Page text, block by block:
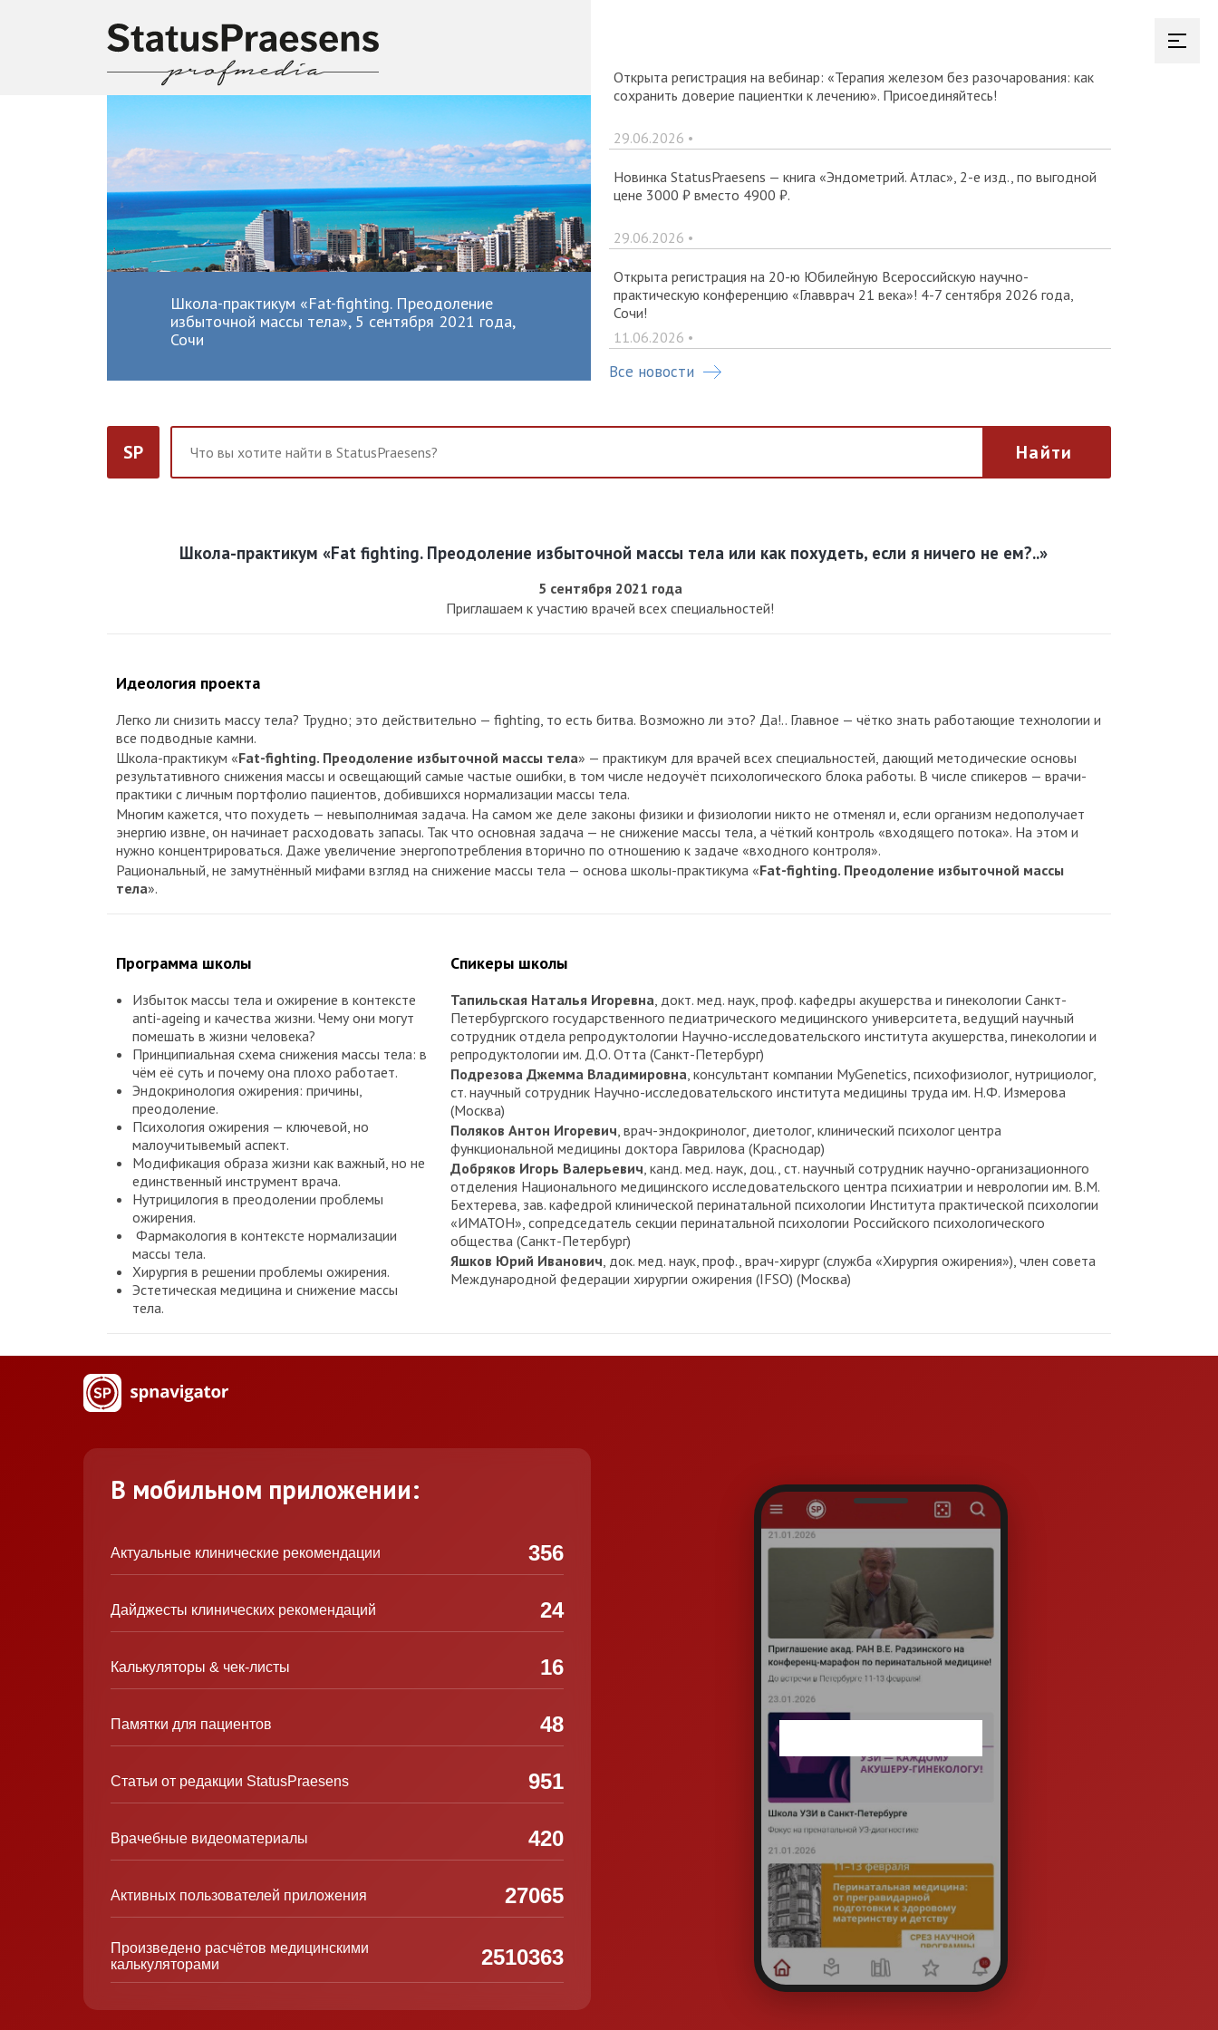
Школа-практикум «Fat-fighting. Преодоление
избыточной массы тела», 5 сентября 2021 года,
Сочи
Открыта регистрация на вебинар: «Терапия железом без разочарования: как
сохранить доверие пациентки к лечению». Присоединяйтесь!
29.06.2026 •
Новинка StatusPraesens — книга «Эндометрий. Атлас», 2-е изд., по выгодной
цене 3000 ₽ вместо 4900 ₽.
29.06.2026 •
Открыта регистрация на 20-ю Юбилейную Всероссийскую научно-
практическую конференцию «Главврач 21 века»! 4-7 сентября 2026 года,
Сочи!
11.06.2026 •
Все новости
SP Найти
Школа-практикум «Fat fighting. Преодоление избыточной массы тела или как похудеть, если я ничего не ем?..»
5 сентября 2021 года
Приглашаем к участию врачей всех специальностей!
Идеология проекта
Легко ли снизить массу тела? Трудно; это действительно — fighting, то есть битва. Возможно ли это? Да!.. Главное — чётко знать работающие технологии и
все подводные камни.
Школа-практикум «Fat-fighting. Преодоление избыточной массы тела» — практикум для врачей всех специальностей, дающий методические основы
результативного снижения массы и освещающий самые частые ошибки, в том числе недоучёт психологического блока работы. В числе спикеров — врачи-
практики с личным портфолио пациентов, добившихся нормализации массы тела.
Многим кажется, что похудеть — невыполнимая задача. На самом же деле законы физики и физиологии никто не отменял и, если организм недополучает
энергию извне, он начинает расходовать запасы. Так что основная задача — не снижение массы тела, а чёткий контроль «входящего потока». На этом и
нужно концентрироваться. Даже увеличение энергопотребления вторично по отношению к задаче «входного контроля».
Рациональный, не замутнённый мифами взгляд на снижение массы тела — основа школы-практикума «Fat-fighting. Преодоление избыточной массы
тела».
Программа школы
Избыток массы тела и ожирение в контексте
anti-ageing и качества жизни. Чему они могут
помешать в жизни человека?
Принципиальная схема снижения массы тела: в
чём её суть и почему она плохо работает.
Эндокринология ожирения: причины,
преодоление.
Психология ожирения — ключевой, но
малоучитывемый аспект.
Модификация образа жизни как важный, но не
единственный инструмент врача.
Нутрицилогия в преодолении проблемы
ожирения.
Фармакология в контексте нормализации
массы тела.
Хирургия в решении проблемы ожирения.
Эстетическая медицина и снижение массы
тела.
Спикеры школы
Тапильская Наталья Игоревна, докт. мед. наук, проф. кафедры акушерства и гинекологии Санкт-
Петербургского государственного педиатрического медицинского университета, ведущий научный
сотрудник отдела репродуктологии Научно-исследовательского института акушерства, гинекологии и
репродуктологии им. Д.О. Отта (Санкт-Петербург)
Подрезова Джемма Владимировна, консультант компании MyGenetics, психофизиолог, нутрициолог,
ст. научный сотрудник Научно-исследовательского института медицины труда им. Н.Ф. Измерова
(Москва)
Поляков Антон Игоревич, врач-эндокринолог, диетолог, клинический психолог центра
функциональной медицины доктора Гаврилова (Краснодар)
Добряков Игорь Валерьевич, канд. мед. наук, доц., ст. научный сотрудник научно-организационного
отделения Национального медицинского исследовательского центра психиатрии и неврологии им. В.М.
Бехтерева, зав. кафедрой клинической перинатальной психологии Института практической психологии
«ИМАТОН», сопредседатель секции перинатальной психологии Российского психологического
общества (Санкт-Петербург)
Яшков Юрий Иванович, док. мед. наук, проф., врач-хирург (служба «Хирургия ожирения»), член совета
Международной федерации хирургии ожирения (IFSO) (Москва)
В мобильном приложении:
Актуальные клинические рекомендации 356
Дайджесты клинических рекомендаций 24
Калькуляторы & чек-листы 16
Памятки для пациентов 48
Статьи от редакции StatusPraesens 951
Врачебные видеоматериалы 420
Активных пользователей приложения 27065
Произведено расчётов медицинскими
калькуляторами
2510363